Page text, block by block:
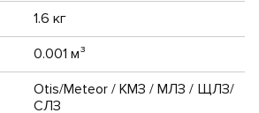
1.6 кг
0.001 м³
Otis/Meteor / КМЗ / МЛЗ / ЩЛЗ/
СЛЗ